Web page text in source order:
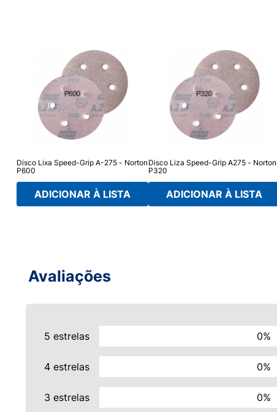
Disco Lixa Speed-Grip A-275 - Norton
P600
ADICIONAR À LISTA
Disco Liza Speed-Grip A275 - Norton
P320
ADICIONAR À LISTA
Avaliações
5 estrelas 0%
4 estrelas 0%
3 estrelas 0%